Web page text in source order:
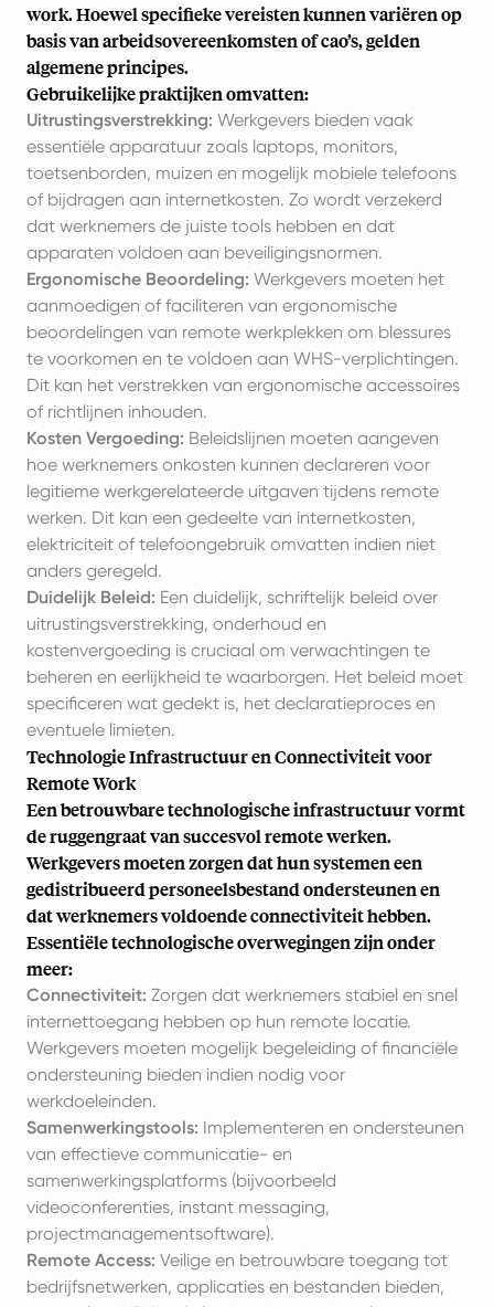
work. Hoewel specifieke vereisten kunnen variëren op
basis van arbeidsovereenkomsten of cao’s, gelden
algemene principes.
Gebruikelijke praktijken omvatten:
Uitrustingsverstrekking: Werkgevers bieden vaak
essentiële apparatuur zoals laptops, monitors,
toetsenborden, muizen en mogelijk mobiele telefoons
of bijdragen aan internetkosten. Zo wordt verzekerd
dat werknemers de juiste tools hebben en dat
apparaten voldoen aan beveiligingsnormen.
Ergonomische Beoordeling: Werkgevers moeten het
aanmoedigen of faciliteren van ergonomische
beoordelingen van remote werkplekken om blessures
te voorkomen en te voldoen aan WHS-verplichtingen.
Dit kan het verstrekken van ergonomische accessoires
of richtlijnen inhouden.
Kosten Vergoeding: Beleidslijnen moeten aangeven
hoe werknemers onkosten kunnen declareren voor
legitieme werkgerelateerde uitgaven tijdens remote
werken. Dit kan een gedeelte van internetkosten,
elektriciteit of telefoongebruik omvatten indien niet
anders geregeld.
Duidelijk Beleid: Een duidelijk, schriftelijk beleid over
uitrustingsverstrekking, onderhoud en
kostenvergoeding is cruciaal om verwachtingen te
beheren en eerlijkheid te waarborgen. Het beleid moet
specificeren wat gedekt is, het declaratieproces en
eventuele limieten.
Technologie Infrastructuur en Connectiviteit voor
Remote Work
Een betrouwbare technologische infrastructuur vormt
de ruggengraat van succesvol remote werken.
Werkgevers moeten zorgen dat hun systemen een
gedistribueerd personeelsbestand ondersteunen en
dat werknemers voldoende connectiviteit hebben.
Essentiële technologische overwegingen zijn onder
meer:
Connectiviteit: Zorgen dat werknemers stabiel en snel
internettoegang hebben op hun remote locatie.
Werkgevers moeten mogelijk begeleiding of financiële
ondersteuning bieden indien nodig voor
werkdoeleinden.
Samenwerkingstools: Implementeren en ondersteunen
van effectieve communicatie- en
samenwerkingsplatforms (bijvoorbeeld
videoconferenties, instant messaging,
projectmanagementsoftware).
Remote Access: Veilige en betrouwbare toegang tot
bedrijfsnetwerken, applicaties en bestanden bieden,